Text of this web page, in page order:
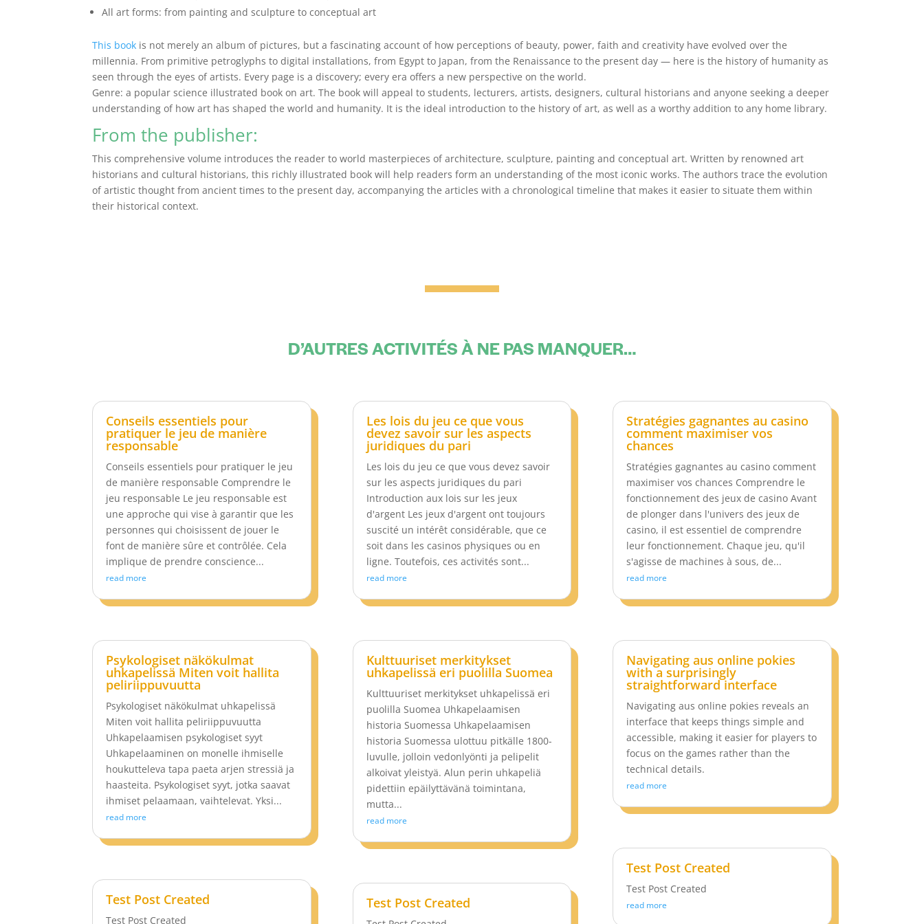
All art forms: from painting and sculpture to conceptual art
This book is not merely an album of pictures, but a fascinating account of how perceptions of beauty, power, faith and creativity have evolved over the
millennia. From primitive petroglyphs to digital installations, from Egypt to Japan, from the Renaissance to the present day — here is the history of humanity as
seen through the eyes of artists. Every page is a discovery; every era offers a new perspective on the world.
Genre: a popular science illustrated book on art. The book will appeal to students, lecturers, artists, designers, cultural historians and anyone seeking a deeper
understanding of how art has shaped the world and humanity. It is the ideal introduction to the history of art, as well as a worthy addition to any home library.
From the publisher:
This comprehensive volume introduces the reader to world masterpieces of architecture, sculpture, painting and conceptual art. Written by renowned art
historians and cultural historians, this richly illustrated book will help readers form an understanding of the most iconic works. The authors trace the evolution
of artistic thought from ancient times to the present day, accompanying the articles with a chronological timeline that makes it easier to situate them within
their historical context.
D’AUTRES ACTIVITÉS À NE PAS MANQUER…
Conseils essentiels pour
pratiquer le jeu de manière
responsable
Conseils essentiels pour pratiquer le jeu
de manière responsable Comprendre le
jeu responsable Le jeu responsable est
une approche qui vise à garantir que les
personnes qui choisissent de jouer le
font de manière sûre et contrôlée. Cela
implique de prendre conscience...
read more
Psykologiset näkökulmat
uhkapelissä Miten voit hallita
peliriippuvuutta
Psykologiset näkökulmat uhkapelissä
Miten voit hallita peliriippuvuutta
Uhkapelaamisen psykologiset syyt
Uhkapelaaminen on monelle ihmiselle
houkutteleva tapa paeta arjen stressiä ja
haasteita. Psykologiset syyt, jotka saavat
ihmiset pelaamaan, vaihtelevat. Yksi...
read more
Test Post Created
Test Post Created
Les lois du jeu ce que vous
devez savoir sur les aspects
juridiques du pari
Les lois du jeu ce que vous devez savoir
sur les aspects juridiques du pari
Introduction aux lois sur les jeux
d'argent Les jeux d'argent ont toujours
suscité un intérêt considérable, que ce
soit dans les casinos physiques ou en
ligne. Toutefois, ces activités sont...
read more
Kulttuuriset merkitykset
uhkapelissä eri puolilla Suomea
Kulttuuriset merkitykset uhkapelissä eri
puolilla Suomea Uhkapelaamisen
historia Suomessa Uhkapelaamisen
historia Suomessa ulottuu pitkälle 1800-
luvulle, jolloin vedonlyönti ja pelipelit
alkoivat yleistyä. Alun perin uhkapeliä
pidettiin epäilyttävänä toimintana,
mutta...
read more
Test Post Created
Stratégies gagnantes au casino
comment maximiser vos
chances
Stratégies gagnantes au casino comment
maximiser vos chances Comprendre le
fonctionnement des jeux de casino Avant
de plonger dans l'univers des jeux de
casino, il est essentiel de comprendre
leur fonctionnement. Chaque jeu, qu'il
s'agisse de machines à sous, de...
read more
Navigating aus online pokies
with a surprisingly
straightforward interface
Navigating aus online pokies reveals an
interface that keeps things simple and
accessible, making it easier for players to
focus on the games rather than the
technical details.
read more
Test Post Created
Test Post Created
read more